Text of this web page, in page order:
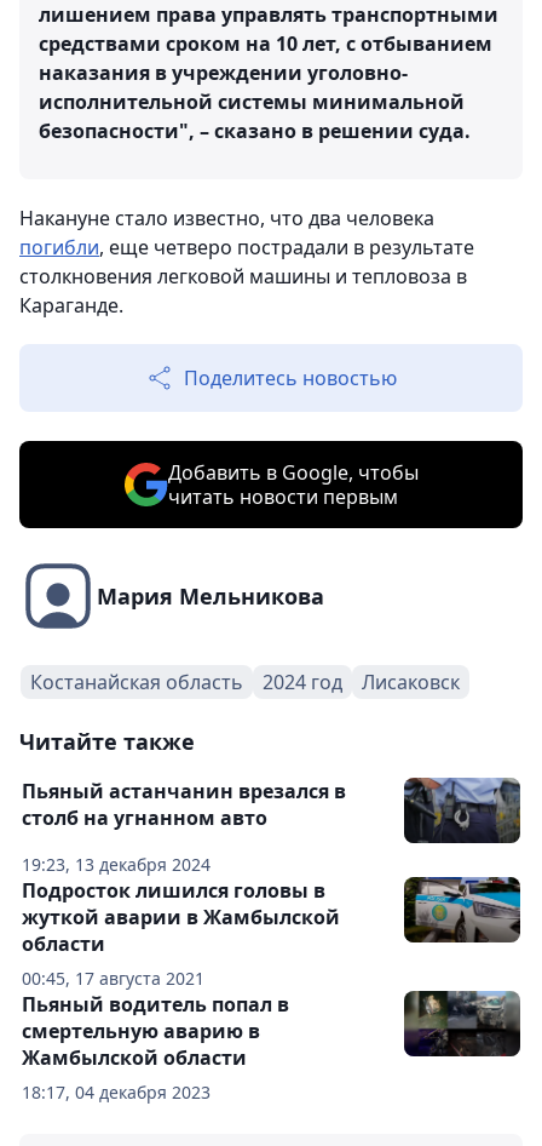
лишением права управлять транспортными
средствами сроком на 10 лет, с отбыванием
наказания в учреждении уголовно-
исполнительной системы минимальной
безопасности", – сказано в решении суда.
Накануне стало известно, что два человека
погибли, еще четверо пострадали в результате
столкновения легковой машины и тепловоза в
Караганде.
Поделитесь новостью
Добавить в Google, чтобы
читать новости первым
Мария Мельникова
Костанайская область 2024 год Лисаковск
Читайте также
19:23, 13 декабря 2024
Пьяный астанчанин врезался в
столб на угнанном авто
00:45, 17 августа 2021
Подросток лишился головы в
жуткой аварии в Жамбылской
области
18:17, 04 декабря 2023
Пьяный водитель попал в
смертельную аварию в
Жамбылской области